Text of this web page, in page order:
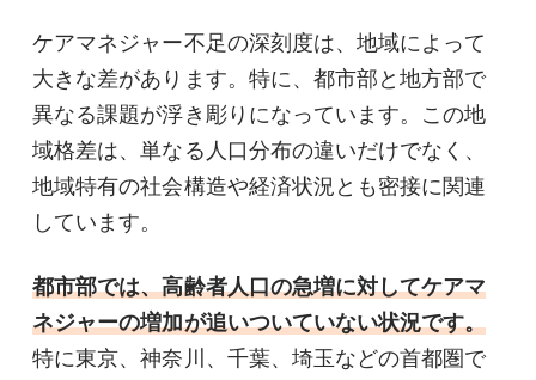
ケアマネジャー不足の深刻度は、地域によって
大きな差があります。特に、都市部と地方部で
異なる課題が浮き彫りになっています。この地
域格差は、単なる人口分布の違いだけでなく、
地域特有の社会構造や経済状況とも密接に関連
しています。
都市部では、高齢者人口の急増に対してケアマ
ネジャーの増加が追いついていない状況です。
特に東京、神奈川、千葉、埼玉などの首都圏で